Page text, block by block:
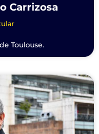
Carrizosa
Toulouse.